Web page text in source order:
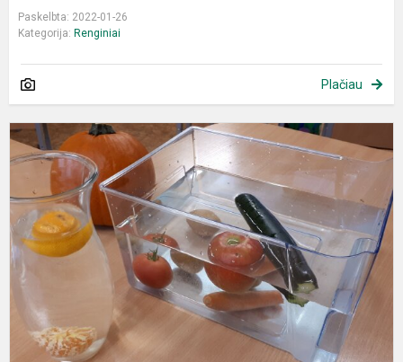
Paskelbta: 2022-01-26
Kategorija: Renginiai
Plačiau